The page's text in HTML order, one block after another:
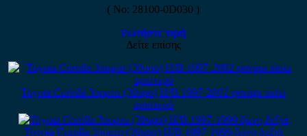
( No: 28100-0D030 )
Ρωτήστε τιμή
Δείτε επίσης
Toyota Corolla 3πορτο (3θυρο) H/B 1997-2002 φανάρι πίσω
αριστερό
Toyota Corolla 3πορτο (3θυρο) H/B 1997-1999 ζώνη δεξιά